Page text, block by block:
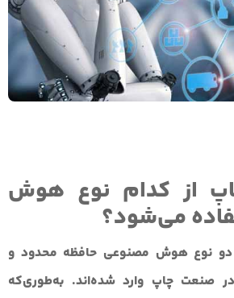
از کدام نوع هوش
می‌شود؟
دو نوع هوش مصنوعی حافظه محدود و
صنعت چاپ وارد شده‌اند. به‌طوری‌که